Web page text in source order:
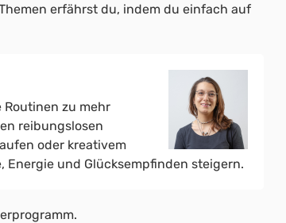
erfährst du, indem du einfach auf
zu mehr
reibungslosen
oder kreativem
Energie und Glücksempfinden steigern.